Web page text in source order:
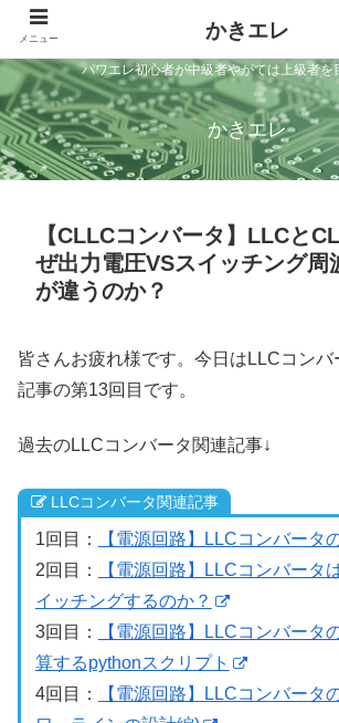
パワエレ初心者が中級者やがては上級者を
かきエレ
【CLLCコンバータ】LLCと
ぜ出力電圧VSスイッチング周
が違うのか？
皆さんお疲れ様です。今日はLLCコンバ
記事の第13回目です。
過去のLLCコンバータ関連記事↓
LLCコンバータ関連記事
1回目：
【電源回路】LLCコンバータ
2回目：
【電源回路】LLCコンバータ
イッチングするのか？
3回目：
【電源回路】LLCコンバータ
算するpythonスクリプト
4回目：
【電源回路】LLCコンバー
メニュー かきエレ